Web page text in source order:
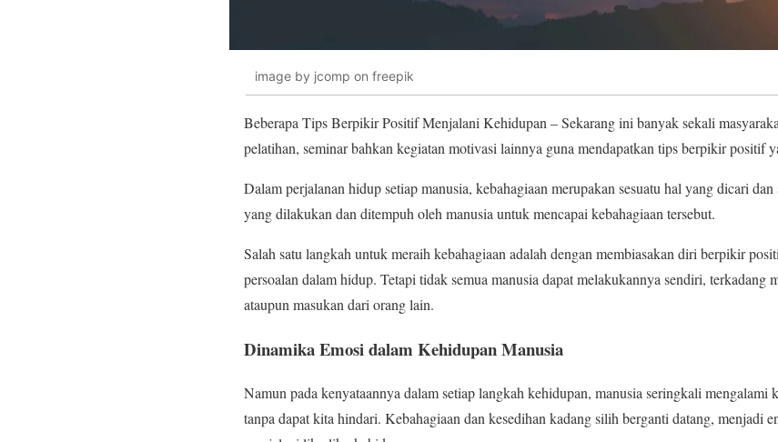
image by jcomp on freepik
Beberapa Tips Berpikir Positif Menjalani Kehidupan – Sekarang ini banyak sekali
pelatihan, seminar bahkan kegiatan motivasi lainnya guna mendapatkan tips berpikir positif
Dalam perjalanan hidup setiap manusia, kebahagiaan merupakan sesuatu hal yang dicari
yang dilakukan dan ditempuh oleh manusia untuk mencapai kebahagiaan tersebut.
Salah satu langkah untuk meraih kebahagiaan adalah dengan membiasakan diri berpikir
persoalan dalam hidup. Tetapi tidak semua manusia dapat melakukannya sendiri, terkadang
ataupun masukan dari orang lain.
Dinamika Emosi dalam Kehidupan Manusia
Namun pada kenyataannya dalam setiap langkah kehidupan, manusia seringkali mengalami
tanpa dapat kita hindari. Kebahagiaan dan kesedihan kadang silih berganti datang, menjadi